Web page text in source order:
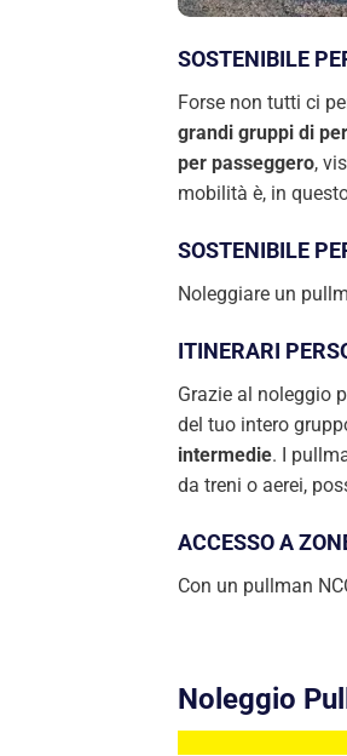
SOSTENIBILE
Forse non tutti ci
grandi gruppi di
per passeggero,
mobilità è, in
SOSTENIBILE
Noleggiare un
ITINERARI
Grazie al noleggio
del tuo intero
intermedie. I
da treni o aerei,
ACCESSO A
Con un pullman
Noleggio